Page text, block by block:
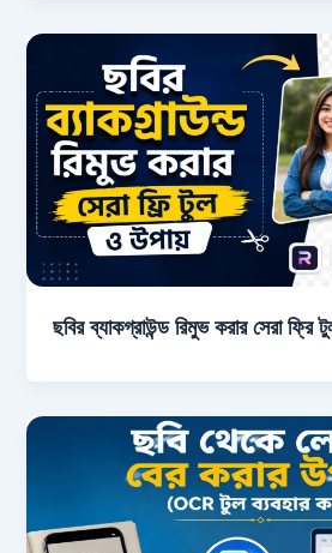
ছবির ব্যাকগ্রাউন্ড রিমুভ করার সেরা ফ্রি